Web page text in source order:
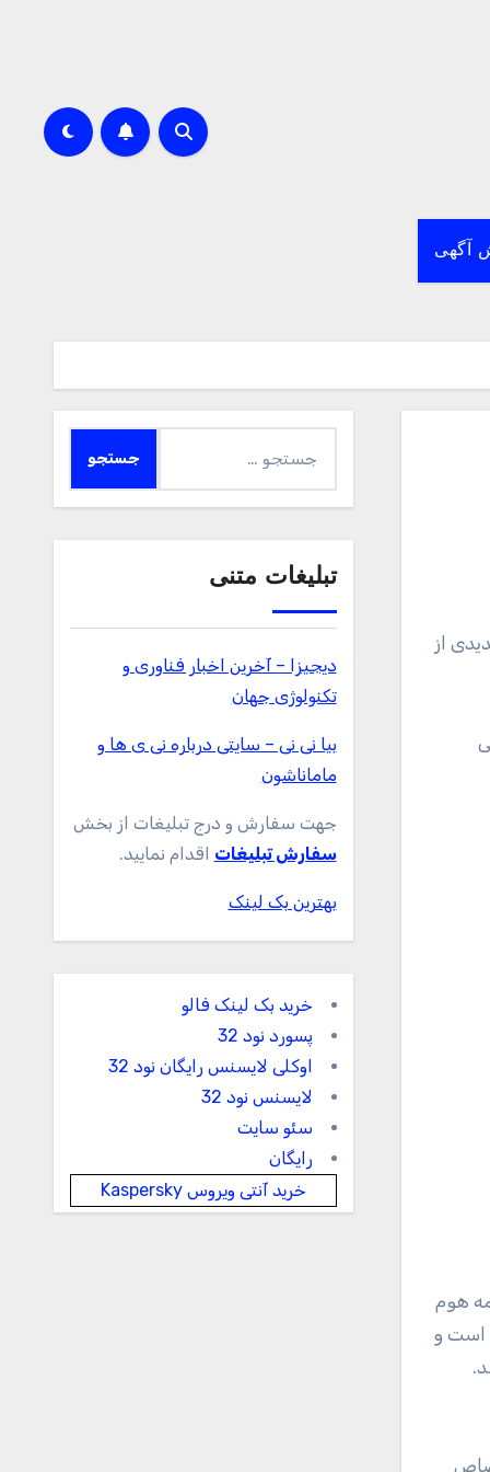
آگهی
هوم
برای تعبیه پنل گلکسی تب اس 4 مهیا کرده است و
دارای نسبت تصویر 4 به 3 نباشد.
برای:
تبلیغات متنی
دیجیزا – آخرین اخبار فناوری و
تکنولوژی جهان
بیا نی نی – سایتی درباره نی ی ها و
ماماناشون
جهت سفارش و درج تبلیغات از بخش
سفارش تبلیغات اقدام نمایید.
بهترین بک لینک
خرید بک لینک فالو
پسورد نود 32
اوکلی لایسنس رایگان نود 32
لایسنس نود 32
سئو سایت
رایگان
خرید آنتی ویروس Kaspersky